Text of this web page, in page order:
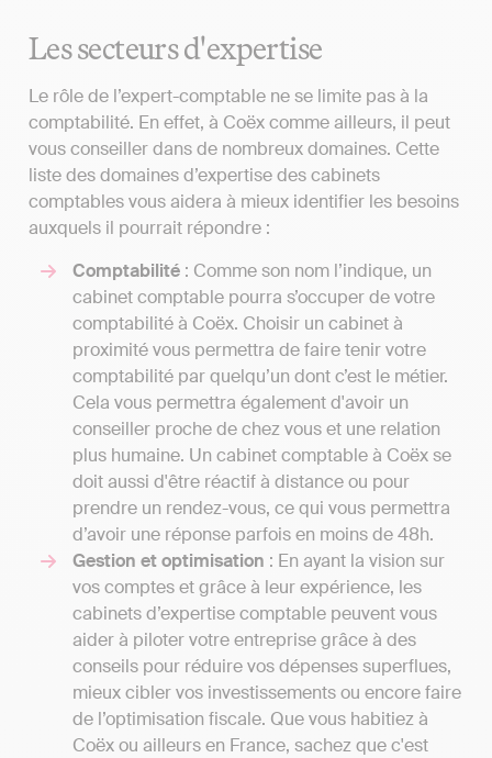
Les secteurs d'expertise
Le rôle de l’expert-comptable ne se limite pas à la
comptabilité. En effet, à Coëx comme ailleurs, il peut
vous conseiller dans de nombreux domaines. Cette
liste des domaines d’expertise des cabinets
comptables vous aidera à mieux identifier les besoins
auxquels il pourrait répondre :
Comptabilité : Comme son nom l’indique, un
cabinet comptable pourra s’occuper de votre
comptabilité à Coëx. Choisir un cabinet à
proximité vous permettra de faire tenir votre
comptabilité par quelqu’un dont c’est le métier.
Cela vous permettra également d'avoir un
conseiller proche de chez vous et une relation
plus humaine. Un cabinet comptable à Coëx se
doit aussi d'être réactif à distance ou pour
prendre un rendez-vous, ce qui vous permettra
d’avoir une réponse parfois en moins de 48h.
Gestion et optimisation : En ayant la vision sur
vos comptes et grâce à leur expérience, les
cabinets d’expertise comptable peuvent vous
aider à piloter votre entreprise grâce à des
conseils pour réduire vos dépenses superflues,
mieux cibler vos investissements ou encore faire
de l’optimisation fiscale. Que vous habitiez à
Coëx ou ailleurs en France, sachez que c'est